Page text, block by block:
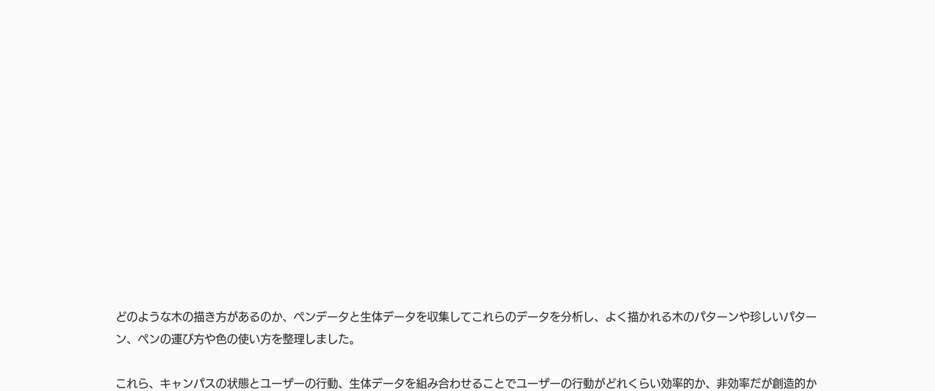
どのような木の描き方があるのか、ペンデータと生体データを収集してこれらのデータを分析し、よく描かれる木のパターンや珍しいパター
ン、ペンの運び方や色の使い方を整理しました。
これら、キャンパスの状態とユーザーの行動、生体データを組み合わせることでユーザーの行動がどれくらい効率的か、非効率だが創造的か